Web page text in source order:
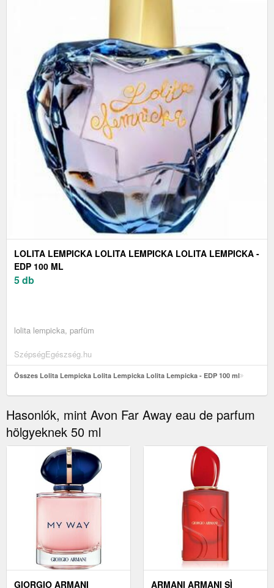
LOLITA LEMPICKA LOLITA LEMPICKA LOLITA LEMPICKA -
EDP 100 ML
5 db
lolita lempicka, parfüm
SzépségEgészség.hu
Összes Lolita Lempicka Lolita Lempicka Lolita Lempicka - EDP 100 ml
Hasonlók, mint Avon Far Away eau de parfum
hölgyeknek 50 ml
GIORGIO ARMANI
ARMANI ARMANI SÌ